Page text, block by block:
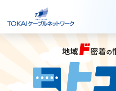
ご検討中のお